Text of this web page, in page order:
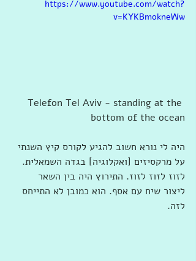
https://www.youtube.com/watch?
v=KYKBmokneWw
Telefon Tel Aviv - standing at the
bottom of the ocean
היה לי נורא חשוב להגיע לקורס קיץ השנתי
על מרקסיזים [ואקלוגיה] בגדה השמאלית.
לזוז לזוז לזוז. התירוץ היה בין השאר
ליצור שיח עם אסף. הוא כמובן לא התייחס
לזה.